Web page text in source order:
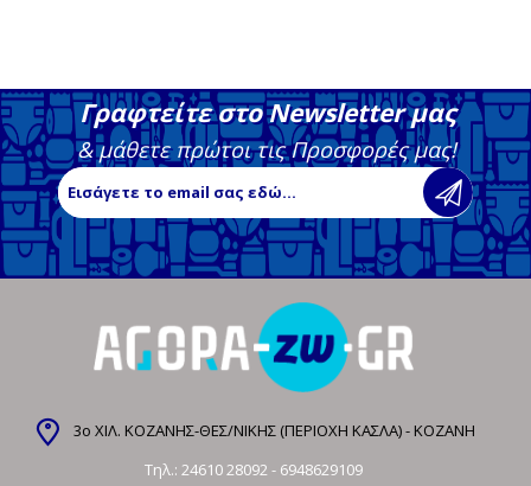
Γραφτείτε στο Newsletter μας
& μάθετε πρώτοι τις Προσφορές μας!
3ο ΧΙΛ. ΚΟΖΑΝΗΣ-ΘΕΣ/ΝΙΚΗΣ (ΠΕΡΙΟΧΗ ΚΑΣΛΑ) - ΚΟΖΑΝΗ
Τηλ.: 24610 28092- 6948629109